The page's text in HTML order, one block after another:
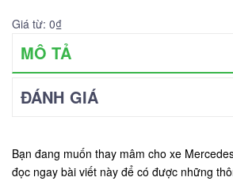
Giá từ: 0₫
MÔ TẢ
ĐÁNH GIÁ
Bạn đang muốn thay mâm cho xe
đọc ngay bài viết này để có được những